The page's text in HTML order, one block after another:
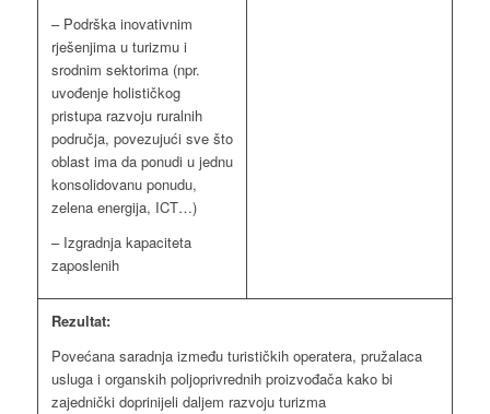
– Podrška inovativnim
rješenjima u turizmu i
srodnim sektorima (npr.
uvođenje holističkog
pristupa razvoju ruralnih
područja, povezujući sve što
oblast ima da ponudi u jednu
konsolidovanu ponudu,
zelena energija, ICT…)
– Izgradnja kapaciteta
zaposlenih
Rezultat:
Povećana saradnja između turističkih operatera, pružalaca
usluga i organskih poljoprivrednih proizvođača kako bi
zajednički doprinijeli daljem razvoju turizma